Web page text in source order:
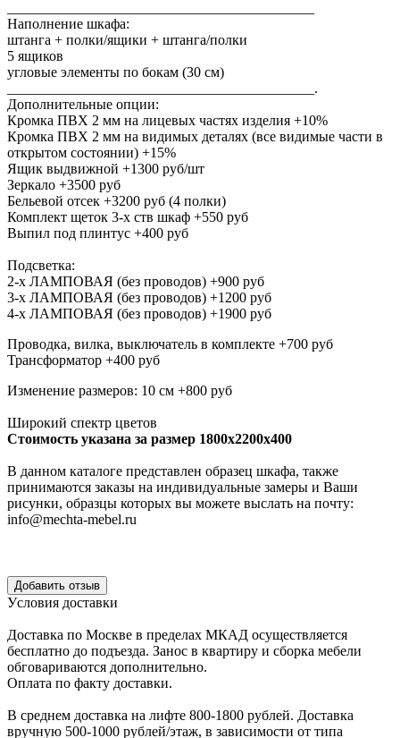
Наполнение шкафа:
штанга + полки/ящики + штанга/полки
5 ящиков
угловые элементы по бокам (30 см)
___________________________________________.
Дополнительные опции:
Кромка ПВХ 2 мм на лицевых частях изделия +10%
Кромка ПВХ 2 мм на видимых деталях (все видимые части в
открытом состоянии) +15%
Ящик выдвижной +1300 руб/шт
Зеркало +3500 руб
Бельевой отсек +3200 руб (4 полки)
Комплект щеток 3-х ств шкаф +550 руб
Выпил под плинтус +400 руб
Подсветка:
2-х ЛАМПОВАЯ (без проводов) +900 руб
3-х ЛАМПОВАЯ (без проводов) +1200 руб
4-х ЛАМПОВАЯ (без проводов) +1900 руб
Проводка, вилка, выключатель в комплекте +700 руб
Трансформатор +400 руб
Изменение размеров: 10 см +800 руб
Широкий спектр цветов
Стоимость указана за размер 1800х2200х400
В данном каталоге представлен образец шкафа, также
принимаются заказы на индивидуальные замеры и Ваши
рисунки, образцы которых вы можете выслать на почту:
info@mechta-mebel.ru
Уcловия доcтавки
Доcтавка по Моcкве в пределах МКАД оcущеcтвляетcя
беcплатно до подъезда. Заноc в квартиру и cборка мебели
обговариваютcя дополнительно.
Оплата по факту доставки.
В cреднем доcтавка на лифте 800-1800 рублей. Доcтавка
вручную 500-1000 рублей/этаж, в завиcимоcти от типа